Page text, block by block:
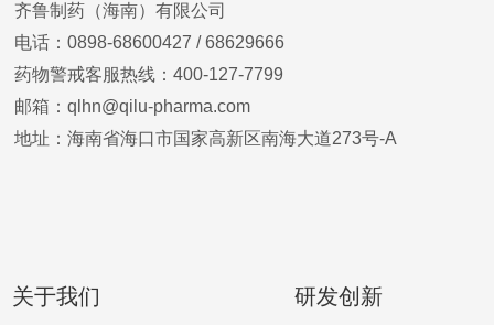
关于我们 研发创新
齐鲁制药（海南）有限公司
电话：0898-68600427 /68629666
药物警戒客服热线：400-127-7799
邮箱：qlhn@qilu-pharma.com
地址：海南省海口市国家高新区南海大道273号-A